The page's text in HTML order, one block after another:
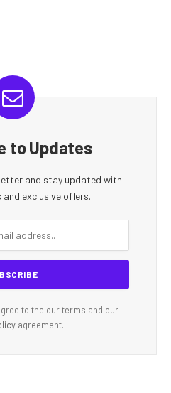
to Updates
and stay updated with
exclusive offers.
to the our terms and our
agreement.